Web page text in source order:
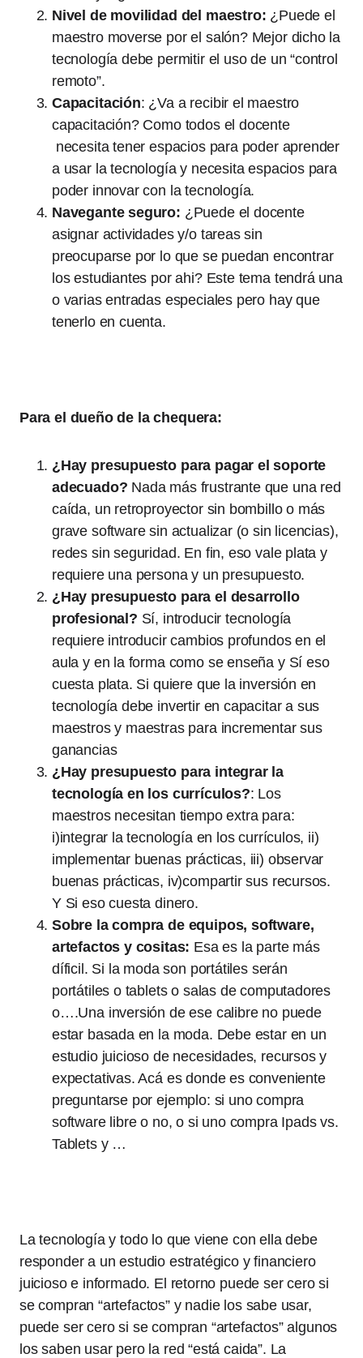
Nivel de movilidad del maestro: ¿Puede el
maestro moverse por el salón? Mejor dicho la
tecnología debe permitir el uso de un “control
remoto”.
Capacitación: ¿Va a recibir el maestro
capacitación? Como todos el docente
necesita tener espacios para poder aprender
a usar la tecnología y necesita espacios para
poder innovar con la tecnología.
Navegante seguro: ¿Puede el docente
asignar actividades y/o tareas sin
preocuparse por lo que se puedan encontrar
los estudiantes por ahi? Este tema tendrá una
o varias entradas especiales pero hay que
tenerlo en cuenta.
Para el dueño de la chequera:
¿Hay presupuesto para pagar el soporte
adecuado? Nada más frustrante que una red
caída, un retroproyector sin bombillo o más
grave software sin actualizar (o sin licencias),
redes sin seguridad. En fin, eso vale plata y
requiere una persona y un presupuesto.
¿Hay presupuesto para el desarrollo
profesional? Sí, introducir tecnología
requiere introducir cambios profundos en el
aula y en la forma como se enseña y Sí eso
cuesta plata. Si quiere que la inversión en
tecnología debe invertir en capacitar a sus
maestros y maestras para incrementar sus
ganancias
¿Hay presupuesto para integrar la
tecnología en los currículos?: Los
maestros necesitan tiempo extra para:
i)integrar la tecnología en los currículos, ii)
implementar buenas prácticas, iii) observar
buenas prácticas, iv)compartir sus recursos.
Y Si eso cuesta dinero.
Sobre la compra de equipos, software,
artefactos y cositas: Esa es la parte más
díficil. Si la moda son portátiles serán
portátiles o tablets o salas de computadores
o….Una inversión de ese calibre no puede
estar basada en la moda. Debe estar en un
estudio juicioso de necesidades, recursos y
expectativas. Acá es donde es conveniente
preguntarse por ejemplo: si uno compra
software libre o no, o si uno compra Ipads vs.
Tablets y …
La tecnología y todo lo que viene con ella debe
responder a un estudio estratégico y financiero
juicioso e informado. El retorno puede ser cero si
se compran “artefactos” y nadie los sabe usar,
puede ser cero si se compran “artefactos” algunos
los saben usar pero la red “está caida”. La